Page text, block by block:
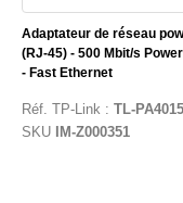
Adaptateur de réseau
(RJ-45) - 500 Mbit/s
- Fast Ethernet
Réf. TP-Link: TL-
SKU
IM-Z000351